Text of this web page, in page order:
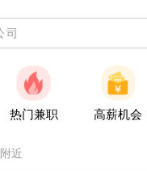
热门兼职 高薪机会
附近